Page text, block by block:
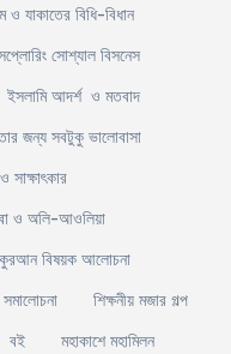
ও যাকাতের বিধি-বিধান
সোশ্যাল বিসনেস
ইসলামি আদর্শ ও মতবাদ
জন্য সবটুকু ভালোবাসা
সাক্ষাৎকার
ও অলি-আওলিয়া
কুরআন বিষয়ক আলোচনা
শিক্ষনীয় মজার গল্প
বই
মহাকাশে মহামিলন